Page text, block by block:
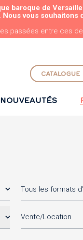
PRINCIPAL
baroque de
vous souhaitons
passées entre ces
NOUVEAUTÉS
Tous les formats
Vente/Location